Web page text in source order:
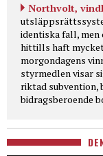
Northvolt,
identiska fall, men
hittills haft
morgondagens
styrmedlen visar
riktad subvention,
bidragsberoende